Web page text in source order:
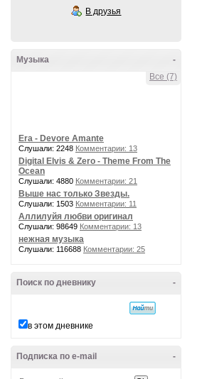
В друзья
-
Музыка
Все (7)
Era - Devore Amante
Слушали: 2248 Комментарии: 13
Digital Elvis & Zero - Theme From The
Ocean
Слушали: 4880 Комментарии: 21
Выше нас только Звезды.
Слушали: 1503 Комментарии: 11
Аллилуйя любви оригинал
Слушали: 98649 Комментарии: 13
нежная музыка
Слушали: 116688 Комментарии: 25
-
Поиск по дневнику
в этом дневнике
-
Подписка по e-mail